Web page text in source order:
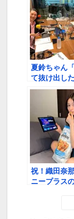
夏鈴ちゃん
て抜け出し
い」 【ほ
ちゃん、
先生の深夜
ほにょほに
～」トーク
祝！織田奈
ニープラス